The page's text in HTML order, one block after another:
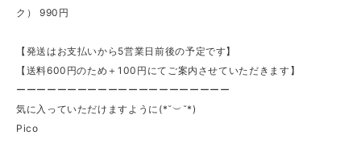
ク） 990円
【発送はお支払いから5営業日前後の予定です】
【送料600円のため＋100円にてご案内させていただきます】
ーーーーーーーーーーーーーーーーーーーーー
気に入っていただけますように(*˘︶˘*)
Pico